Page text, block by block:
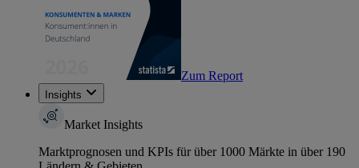
Zum Report
Insights
Market Insights
Marktprognosen und KPIs für über 1000 Märkte in über 190